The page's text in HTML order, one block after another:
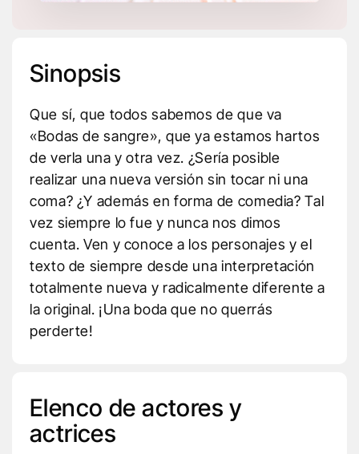
Sinopsis
Que sí, que todos sabemos de que va
«Bodas de sangre», que ya estamos hartos
de verla una y otra vez. ¿Sería posible
realizar una nueva versión sin tocar ni una
coma? ¿Y además en forma de comedia? Tal
vez siempre lo fue y nunca nos dimos
cuenta. Ven y conoce a los personajes y el
texto de siempre desde una interpretación
totalmente nueva y radicalmente diferente a
la original. ¡Una boda que no querrás
perderte!
Elenco de actores y
actrices